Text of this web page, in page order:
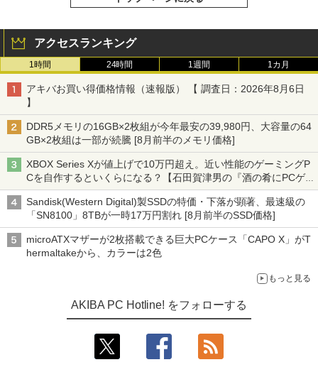
アクセスランキング
1時間 24時間 1週間 1カ月
アキバお買い得価格情報（速報版） 【 調査日：2026年8月6日
】
DDR5メモリの16GB×2枚組が今年最安の39,980円、大容量の64
GB×2枚組は一部が続騰 [8月前半のメモリ価格]
XBOX Series Xが値上げで10万円超え。近い性能のゲーミングP
Cを自作するといくらになる？【石田賀津男の『酒の肴にPCゲ
ーム』】
Sandisk(Western Digital)製SSDの特価・下落が顕著、最速級の
「SN8100」8TBが一時17万円割れ [8月前半のSSD価格]
microATXマザーが2枚搭載できる巨大PCケース「CAPO X」がT
hermaltakeから、カラーは2色
もっと見る
AKIBA PC Hotline! をフォローする